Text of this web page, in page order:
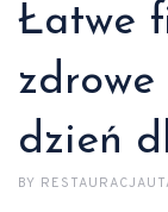
Łatwe
dzień
BY